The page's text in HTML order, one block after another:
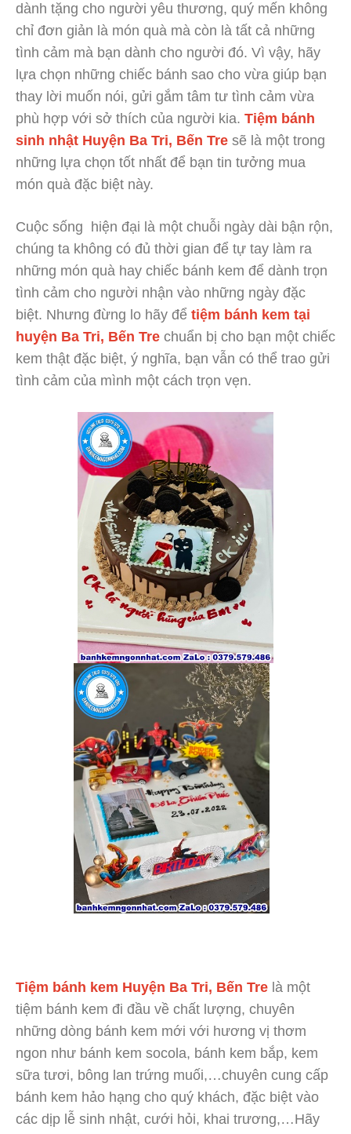
dành tặng cho người yêu thương, quý mến không
chỉ đơn giản là món quà mà còn là tất cả những
tình cảm mà bạn dành cho người đó. Vì vậy, hãy
lựa chọn những chiếc bánh sao cho vừa giúp bạn
thay lời muốn nói, gửi gắm tâm tư tình cảm vừa
phù hợp với sở thích của người kia. Tiệm bánh
sinh nhật Huyện Ba Tri, Bến Tre sẽ là một trong
những lựa chọn tốt nhất để bạn tin tưởng mua
món quà đặc biệt này.
Cuộc sống hiện đại là một chuỗi ngày dài bận rộn,
chúng ta không có đủ thời gian để tự tay làm ra
những món quà hay chiếc bánh kem để dành trọn
tình cảm cho người nhận vào những ngày đặc
biệt. Nhưng đừng lo hãy để tiệm bánh kem tại
huyện Ba Tri, Bến Tre chuẩn bị cho bạn một chiếc
kem thật đặc biệt, ý nghĩa, bạn vẫn có thể trao gửi
tình cảm của mình một cách trọn vẹn.
Tiệm bánh kem Huyện Ba Tri, Bến Tre là một
tiệm bánh kem đi đầu về chất lượng, chuyên
những dòng bánh kem mới với hương vị thơm
ngon như bánh kem socola, bánh kem bắp, kem
sữa tươi, bông lan trứng muối,…chuyên cung cấp
bánh kem hảo hạng cho quý khách, đặc biệt vào
các dịp lễ sinh nhật, cưới hỏi, khai trương,…Hãy